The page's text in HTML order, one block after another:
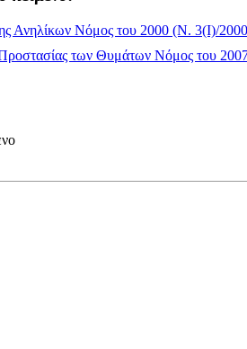
Ανηλίκων Νόμος του 2000 (Ν. 3(I)/
των Θυμάτων Νόμος του